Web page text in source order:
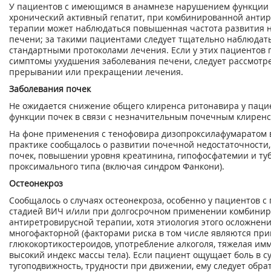
У пациентов с имеющимся в анамнезе нарушением функции
хронический активный гепатит, при комбинированной
терапии может наблюдаться повышенная частота развития
печени; за такими пациентами следует тщательно
стандартными протоколами лечения. Если у этих пациентов
симптомы ухудшения заболевания печени, следует
прерывании или прекращении лечения.
Заболевания почек
Не ожидается снижение общего клиренса ритонавира у
функции почек в связи с незначительным почечным
На фоне применения с тенофовира дизопроксилафумаратом
практике сообщалось о развитии почечной
почек, повышении уровня креатинина, гипофосфатемии и
проксимального типа (включая синдром Фанкони).
Остеонекроз
Сообщалось о случаях остеонекроза, особенно у пациентов
стадией ВИЧ и/или при долгосрочном применении
антиретровирусной терапии, хотя этиология этого
многофакторной (факторами риска в том числе являются
глюкокортикостероидов, употребление алкоголя, тяжелая
высокий индекс массы тела). Если пациент ощущает боль в
тугоподвижность, трудности при движении, ему следует